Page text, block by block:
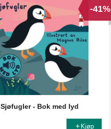
Sjøfugler - Bok med lyd
-41%
Kjøp